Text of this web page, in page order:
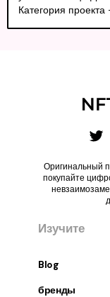
Категория
Оригинальный
покупайте
Изучите
Blog
бренды